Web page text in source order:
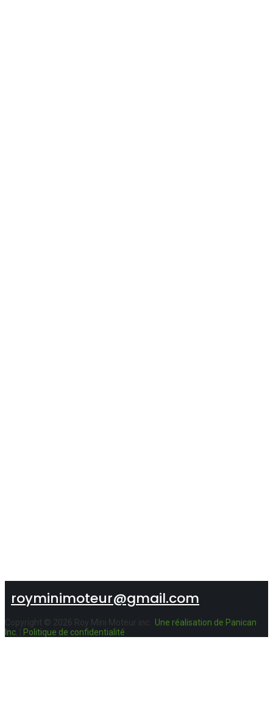
royminimoteur@gmail.com
Copyright © 2026 Roy Mini Moteur inc.. Une réalisation de Panican
Inc.
Politique de confidentialité